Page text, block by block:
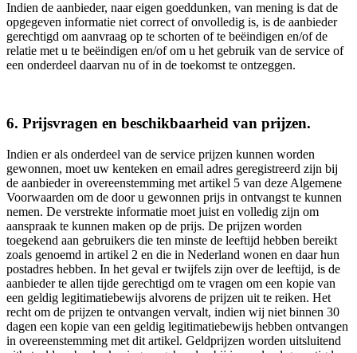
Indien de aanbieder, naar eigen goeddunken, van mening is dat de
opgegeven informatie niet correct of onvolledig is, is de aanbieder
gerechtigd om aanvraag op te schorten of te beëindigen en/of de
relatie met u te beëindigen en/of om u het gebruik van de service of
een onderdeel daarvan nu of in de toekomst te ontzeggen.
6. Prijsvragen en beschikbaarheid van prijzen.
Indien er als onderdeel van de service prijzen kunnen worden
gewonnen, moet uw kenteken en email adres geregistreerd zijn bij
de aanbieder in overeenstemming met artikel 5 van deze Algemene
Voorwaarden om de door u gewonnen prijs in ontvangst te kunnen
nemen. De verstrekte informatie moet juist en volledig zijn om
aanspraak te kunnen maken op de prijs. De prijzen worden
toegekend aan gebruikers die ten minste de leeftijd hebben bereikt
zoals genoemd in artikel 2 en die in Nederland wonen en daar hun
postadres hebben. In het geval er twijfels zijn over de leeftijd, is de
aanbieder te allen tijde gerechtigd om te vragen om een kopie van
een geldig legitimatiebewijs alvorens de prijzen uit te reiken. Het
recht om de prijzen te ontvangen vervalt, indien wij niet binnen 30
dagen een kopie van een geldig legitimatiebewijs hebben ontvangen
in overeenstemming met dit artikel. Geldprijzen worden uitsluitend